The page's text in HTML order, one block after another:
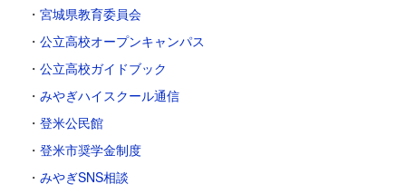
・ 宮城県教育委員会
・ 公立高校オープンキャンパス
・ 公立高校ガイドブック
・ みやぎハイスクール通信
・ 登米公民館
・ 登米市奨学金制度
・ みやぎSNS相談